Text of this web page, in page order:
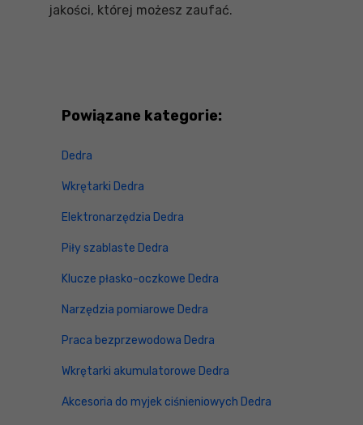
jakości, której możesz zaufać.
Powiązane kategorie:
Dedra
Wkrętarki Dedra
Elektronarzędzia Dedra
Piły szablaste Dedra
Klucze płasko-oczkowe Dedra
Narzędzia pomiarowe Dedra
Praca bezprzewodowa Dedra
Wkrętarki akumulatorowe Dedra
Akcesoria do myjek ciśnieniowych Dedra